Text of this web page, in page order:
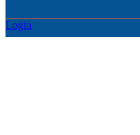
Login